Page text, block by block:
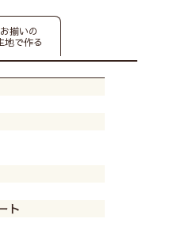
お揃いの
地で作る
ト